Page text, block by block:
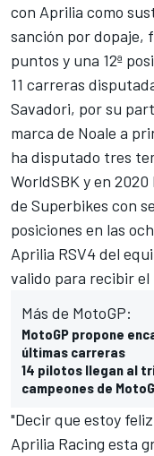
con Aprilia como
sanción por dopaje,
puntos y una 12ª
11 carreras
Savadori, por su
marca de Noale a
ha disputado tres
WorldSBK y en 2020
de Superbikes con
posiciones en las
Aprilia RSV4 del
valido para recibir el
Más de MotoGP:
MotoGP propone
últimas carreras
14 pilotos llegan al
campeones de
"Decir que estoy
Aprilia Racing esta